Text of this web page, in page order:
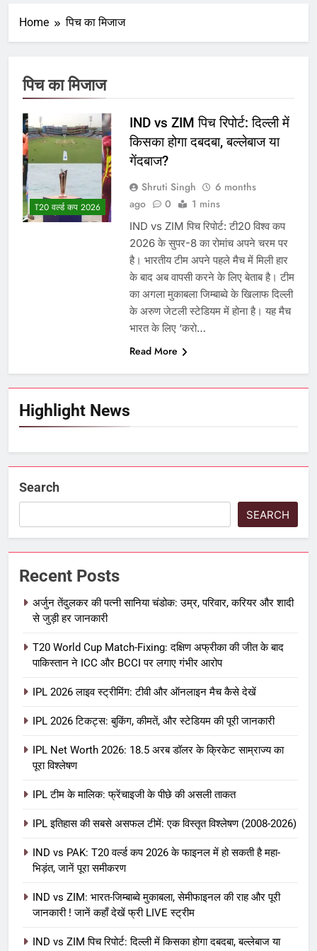
Home पिच का मिजाज
Highlight News
पिच का मिजाज
T20 वर्ल्ड कप 2026
IND vs ZIM पिच रिपोर्ट: दिल्ली में
किसका होगा दबदबा, बल्लेबाज या
गेंदबाज?
Shruti Singh
6 months
ago
0 1 mins
IND vs ZIM पिच रिपोर्ट: टी20 विश्व कप
2026 के सुपर-8 का रोमांच अपने चरम पर
है। भारतीय टीम अपने पहले मैच में मिली हार
के बाद अब वापसी करने के लिए बेताब है। टीम
का अगला मुकाबला जिम्बाब्वे के खिलाफ दिल्ली
के अरुण जेटली स्टेडियम में होना है। यह मैच
भारत के लिए ‘करो…
Read More
Search
SEARCH
Recent Posts
अर्जुन तेंदुलकर की पत्नी सानिया चंडोक: उम्र, परिवार, करियर और शादी
से जुड़ी हर जानकारी
T20 World Cup Match-Fixing: दक्षिण अफ्रीका की जीत के बाद
पाकिस्तान ने ICC और BCCI पर लगाए गंभीर आरोप
IPL 2026 लाइव स्ट्रीमिंग: टीवी और ऑनलाइन मैच कैसे देखें
IPL 2026 टिकट्स: बुकिंग, कीमतें, और स्टेडियम की पूरी जानकारी
IPL Net Worth 2026: 18.5 अरब डॉलर के क्रिकेट साम्राज्य का
पूरा विश्लेषण
IPL टीम के मालिक: फ्रेंचाइजी के पीछे की असली ताकत
IPL इतिहास की सबसे असफल टीमें: एक विस्तृत विश्लेषण (2008-2026)
IND vs PAK: T20 वर्ल्ड कप 2026 के फाइनल में हो सकती है महा-
भिड़ंत, जानें पूरा समीकरण
IND vs ZIM: भारत-जिम्बाब्वे मुकाबला, सेमीफाइनल की राह और पूरी
जानकारी ! जानें कहाँ देखें फ्री LIVE स्ट्रीम
IND vs ZIM पिच रिपोर्ट: दिल्ली में किसका होगा दबदबा, बल्लेबाज या
IPL Net Worth 2026: 18.5 अरब डॉलर
आईपीएल 2026 क्रिकेट
IPL टीम के मालिक: फ्रेंचाइजी के पीछे की
असली ताकत
आईपीएल 2026 क्रिकेट
IPL इतिहास की सबसे असफल टीमें: एक